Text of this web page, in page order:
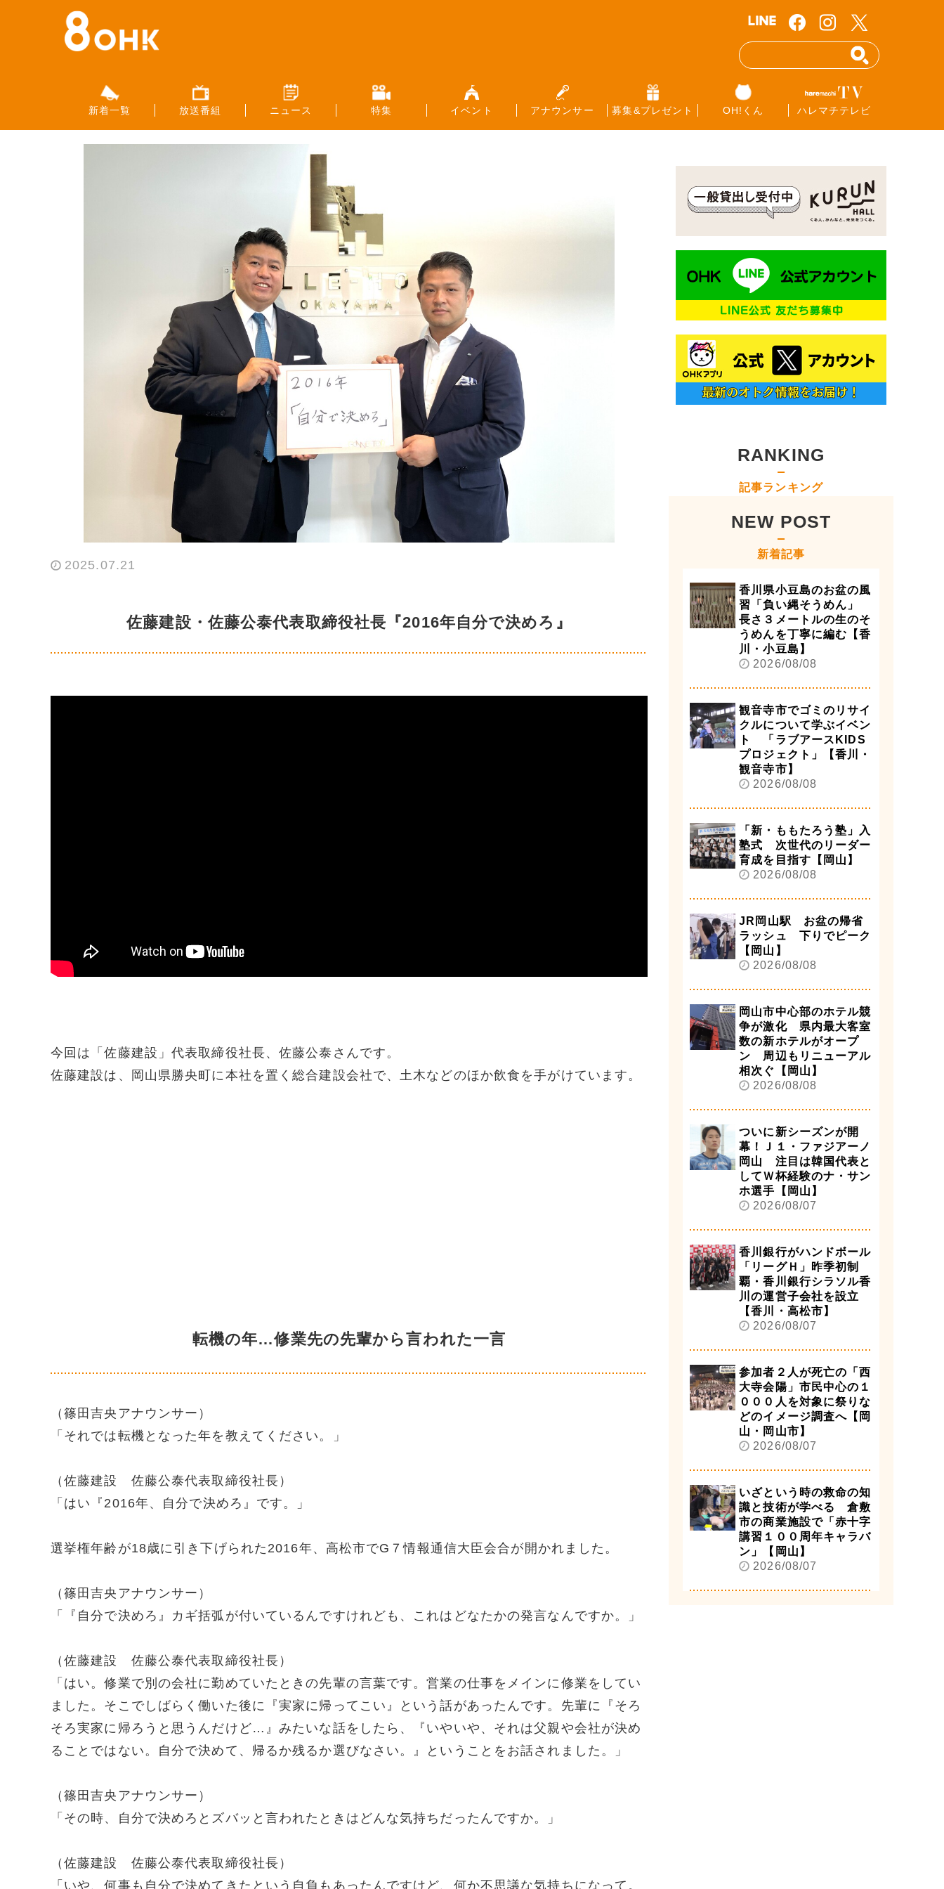
新着一覧 放送番組 ニュース 特集 イベント アナウンサー 募集&プレゼント OH!くん ハレマチテレビ
2025.07.21
佐藤建設・佐藤公泰代表取締役社長『2016年自分で決めろ』
今回は「佐藤建設」代表取締役社長、佐藤公泰さんです。
佐藤建設は、岡山県勝央町に本社を置く総合建設会社で、土木などのほか飲食を手がけています。
転機の年…修業先の先輩から言われた一言
（篠田吉央アナウンサー）
「それでは転機となった年を教えてください。」
（佐藤建設 佐藤公泰代表取締役社長）
「はい『2016年、自分で決めろ』です。」
選挙権年齢が18歳に引き下げられた2016年、高松市でG ７情報通信大臣会合が開かれました。
（篠田吉央アナウンサー）
「『自分で決めろ』カギ括弧が付いているんですけれども、これはどなたかの発言なんですか。」
（佐藤建設 佐藤公泰代表取締役社長）
「はい。修業で別の会社に勤めていたときの先輩の言葉です。営業の仕事をメインに修業をしてい
ました。そこでしばらく働いた後に『実家に帰ってこい』という話があったんです。先輩に『そろ
そろ実家に帰ろうと思うんだけど…』みたいな話をしたら、『いやいや、それは父親や会社が決め
ることではない。自分で決めて、帰るか残るか選びなさい。』ということをお話されました。」
（篠田吉央アナウンサー）
「その時、自分で決めろとズバッと言われたときはどんな気持ちだったんですか。」
（佐藤建設 佐藤公泰代表取締役社長）
「いや、何事も自分で決めてきたという自負もあったんですけど、何か不思議な気持ちになって。
RANKING
記事ランキング
NEW POST
新着記事
香川県小豆島のお盆の風
習「負い縄そうめん」
長さ３メートルの生のそ
うめんを丁寧に編む【香
川・小豆島】
2026/08/08
観音寺市でゴミのリサイ
クルについて学ぶイベン
ト 「ラブアースKIDS
プロジェクト」【香川・
観音寺市】
2026/08/08
「新・ももたろう塾」入
塾式 次世代のリーダー
育成を目指す【岡山】
2026/08/08
JR岡山駅 お盆の帰省
ラッシュ 下りでピーク
【岡山】
2026/08/08
岡山市中心部のホテル競
争が激化 県内最大客室
数の新ホテルがオープ
ン 周辺もリニューアル
相次ぐ【岡山】
2026/08/08
ついに新シーズンが開
幕！Ｊ１・ファジアーノ
岡山 注目は韓国代表と
してＷ杯経験のナ・サン
ホ選手【岡山】
2026/08/07
香川銀行がハンドボール
「リーグＨ」昨季初制
覇・香川銀行シラソル香
川の運営子会社を設立
【香川・高松市】
2026/08/07
参加者２人が死亡の「西
大寺会陽」市民中心の１
０００人を対象に祭りな
どのイメージ調査へ【岡
山・岡山市】
2026/08/07
いざという時の救命の知
識と技術が学べる 倉敷
市の商業施設で「赤十字
講習１００周年キャラバ
ン」【岡山】
2026/08/07